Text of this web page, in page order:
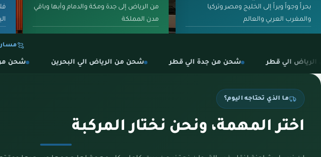
بحراً وجواً وبراً إلى الخليج ومصر وتركيا
والمغرب العربي والعالم
من الرياض إلى جدة ومكة والدمام وأبها وباقي
مدن المملكة
شحن من جدة الي قطر شحن من الرياض الي البحرين شحن من الرياض الي لبنان
ما الذي تحتاجه اليوم؟
اختر المهمة، ونحن نختار المركبة